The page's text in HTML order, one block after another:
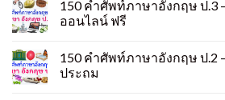
150 คําศัพท์ภาษาอังกฤษ ป.3
ออนไลน์ ฟรี
150 คําศัพท์ภาษาอังกฤษ ป.2
ประถม